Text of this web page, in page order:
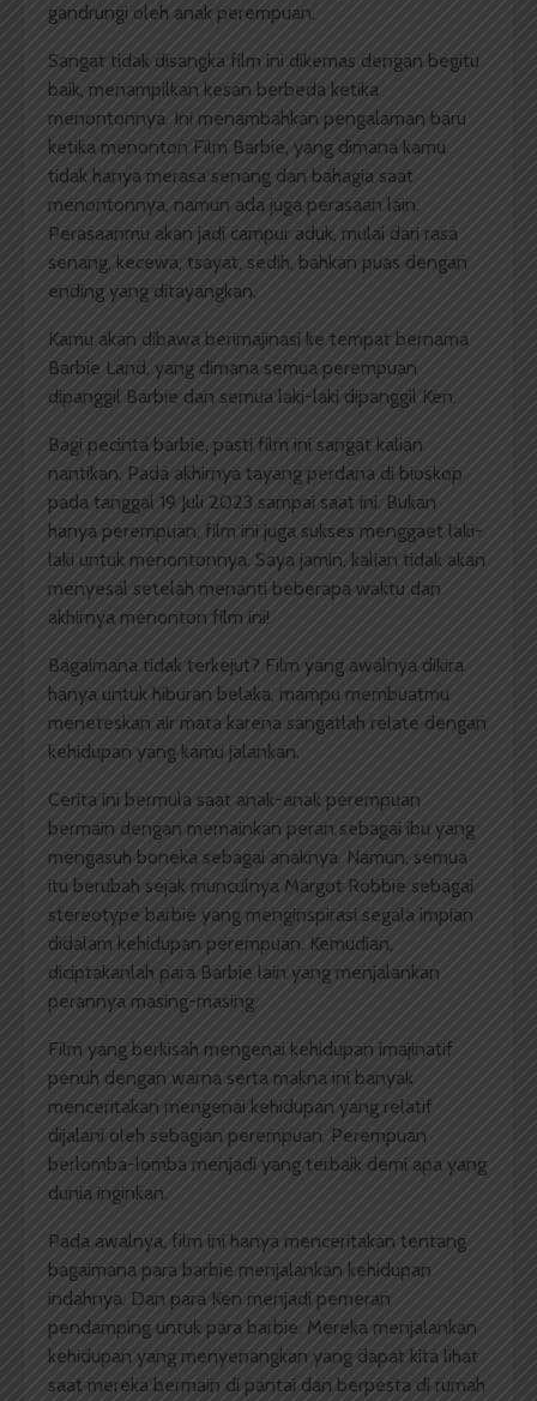
gandrungi oleh anak perempuan.
Sangat tidak disangka film ini dikemas dengan begitu
baik, menampilkan kesan berbeda ketika
menontonnya. Ini menambahkan pengalaman baru
ketika menonton Film Barbie, yang dimana kamu
tidak hanya merasa senang dan bahagia saat
menontonnya, namun ada juga perasaan lain.
Perasaanmu akan jadi campur aduk, mulai dari rasa
senang, kecewa, tsayat, sedih, bahkan puas dengan
ending yang ditayangkan.
Kamu akan dibawa berimajinasi ke tempat bernama
Barbie Land, yang dimana semua perempuan
dipanggil Barbie dan semua laki-laki dipanggil Ken.
Bagi pecinta barbie, pasti film ini sangat kalian
nantikan. Pada akhirnya tayang perdana di bioskop
pada tanggal 19 Juli 2023 sampai saat ini. Bukan
hanya perempuan, film ini juga sukses menggaet laki-
laki untuk menontonnya. Saya jamin, kalian tidak akan
menyesal setelah menanti beberapa waktu dan
akhirnya menonton film ini!
Bagaimana tidak terkejut? Film yang awalnya dikira
hanya untuk hiburan belaka, mampu membuatmu
meneteskan air mata karena sangatlah relate dengan
kehidupan yang kamu jalankan.
Cerita ini bermula saat anak-anak perempuan
bermain dengan memainkan peran sebagai ibu yang
mengasuh boneka sebagai anaknya. Namun, semua
itu berubah sejak munculnya Margot Robbie sebagai
stereotype barbie yang menginspirasi segala impian
didalam kehidupan perempuan. Kemudian,
diciptakanlah para Barbie lain yang menjalankan
perannya masing-masing.
Film yang berkisah mengenai kehidupan imajinatif
penuh dengan warna serta makna ini banyak
menceritakan mengenai kehidupan yang relatif
dijalani oleh sebagian perempuan. Perempuan
berlomba-lomba menjadi yang terbaik demi apa yang
dunia inginkan.
Pada awalnya, film ini hanya menceritakan tentang
bagaimana para barbie menjalankan kehidupan
indahnya. Dan para Ken menjadi pemeran
pendamping untuk para barbie. Mereka menjalankan
kehidupan yang menyenangkan yang dapat kita lihat
saat mereka bermain di pantai dan berpesta di rumah